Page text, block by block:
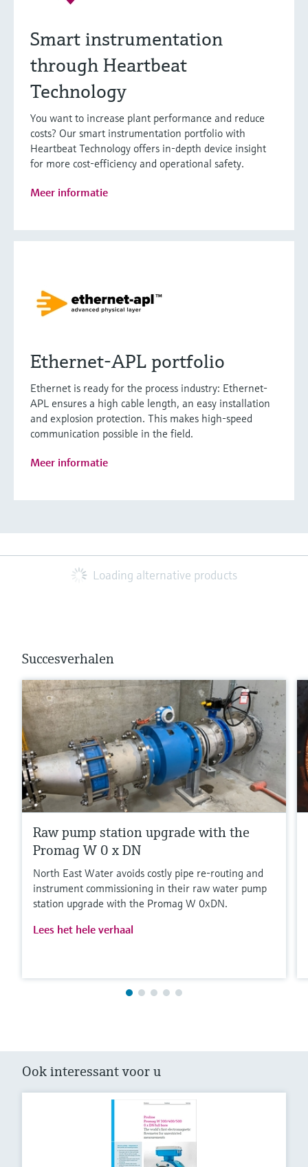
Smart instrumentation
through Heartbeat
Technology
You want to increase plant performance and reduce
costs? Our smart instrumentation portfolio with
Heartbeat Technology offers in-depth device insight
for more cost-efficiency and operational safety.
Meer informatie
Ethernet-APL portfolio
Ethernet is ready for the process industry: Ethernet-
APL ensures a high cable length, an easy installation
and explosion protection. This makes high-speed
communication possible in the field.
Meer informatie
Loading alternative products
Succesverhalen
Raw pump station upgrade with the
Promag W 0 x DN
North East Water avoids costly pipe re-routing and
instrument commissioning in their raw water pump
station upgrade with the Promag W 0xDN.
Lees het hele verhaal
Ook interessant voor u